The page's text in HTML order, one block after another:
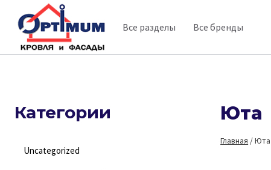
содержимому
Все разделы Все бренды
Юта
Главная /Юта
Категории
Uncategorized